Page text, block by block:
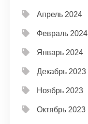
Апрель 2024
Февраль 2024
Январь 2024
Декабрь 2023
Ноябрь 2023
Октябрь 2023